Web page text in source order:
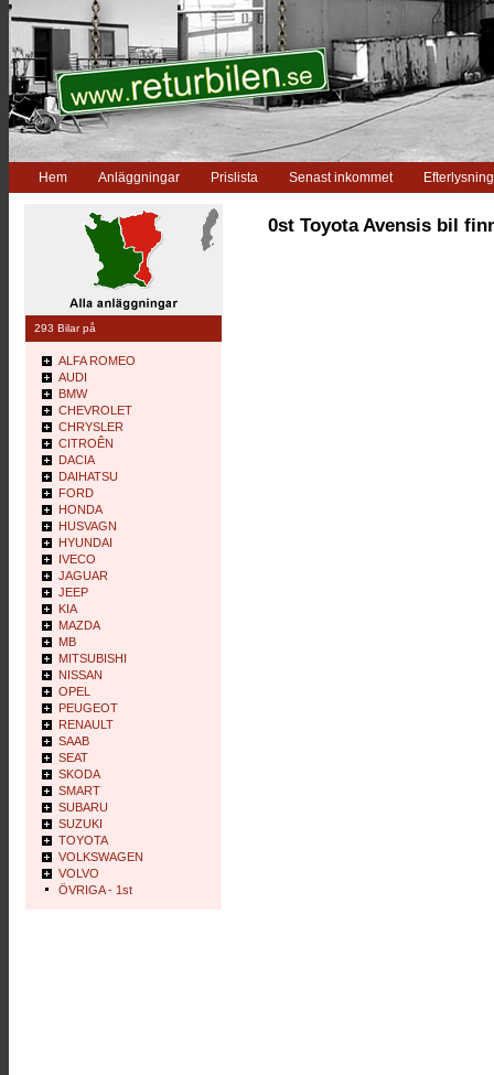
Hem Anläggningar Prislista Senast inkommet Efterlysning
0st Toyota Avensis bil
293 Bilar på
ALFA ROMEO
AUDI
BMW
CHEVROLET
CHRYSLER
CITROÊN
DACIA
DAIHATSU
FORD
HONDA
HUSVAGN
HYUNDAI
IVECO
JAGUAR
JEEP
KIA
MAZDA
MB
MITSUBISHI
NISSAN
OPEL
PEUGEOT
RENAULT
SAAB
SEAT
SKODA
SMART
SUBARU
SUZUKI
TOYOTA
VOLKSWAGEN
VOLVO
ÖVRIGA - 1st